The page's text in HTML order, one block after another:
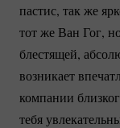
пастис, так же
тот же Ван Гог,
блестящей,
возникает
компании
тебя